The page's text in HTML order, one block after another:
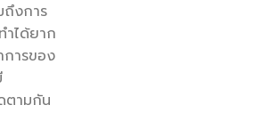
ถึงการ
ำได้ยาก
การของ
ตามกัน